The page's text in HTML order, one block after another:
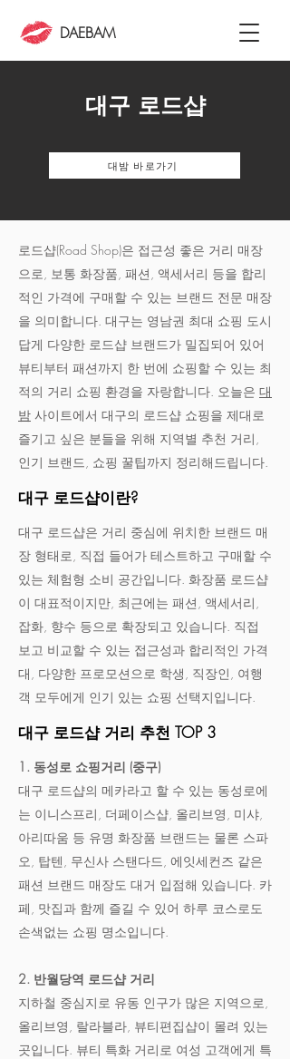
DAEBAM
대구 로드샵
대밤 바로가기
로드샵(Road Shop)은 접근성 좋은 거리 매장
으로, 보통 화장품, 패션, 액세서리 등을 합리
적인 가격에 구매할 수 있는 브랜드 전문 매장
을 의미합니다. 대구는 영남권 최대 쇼핑 도시
답게 다양한 로드샵 브랜드가 밀집되어 있어
뷰티부터 패션까지 한 번에 쇼핑할 수 있는 최
적의 거리 쇼핑 환경을 자랑합니다. 오늘은 대
밤 사이트에서 대구의 로드샵 쇼핑을 제대로
즐기고 싶은 분들을 위해 지역별 추천 거리,
인기 브랜드, 쇼핑 꿀팁까지 정리해드립니다.
대구 로드샵이란?
대구 로드샵은 거리 중심에 위치한 브랜드 매
장 형태로, 직접 들어가 테스트하고 구매할 수
있는 체험형 소비 공간입니다. 화장품 로드샵
이 대표적이지만, 최근에는 패션, 액세서리,
잡화, 향수 등으로 확장되고 있습니다. 직접
보고 비교할 수 있는 접근성과 합리적인 가격
대, 다양한 프로모션으로 학생, 직장인, 여행
객 모두에게 인기 있는 쇼핑 선택지입니다.
대구 로드샵 거리 추천 TOP 3
1. 동성로 쇼핑거리 (중구)
대구 로드샵의 메카라고 할 수 있는 동성로에
는 이니스프리, 더페이스샵, 올리브영, 미샤,
아리따움 등 유명 화장품 브랜드는 물론 스파
오, 탑텐, 무신사 스탠다드, 에잇세컨즈 같은
패션 브랜드 매장도 대거 입점해 있습니다. 카
페, 맛집과 함께 즐길 수 있어 하루 코스로도
손색없는 쇼핑 명소입니다.
2. 반월당역 로드샵 거리
지하철 중심지로 유동 인구가 많은 지역으로,
올리브영, 랄라블라, 뷰티편집샵이 몰려 있는
곳입니다. 뷰티 특화 거리로 여성 고객에게 특